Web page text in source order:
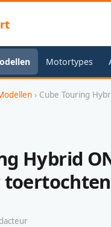
Motortypes
› Cube Touring
Hybrid
toertochten